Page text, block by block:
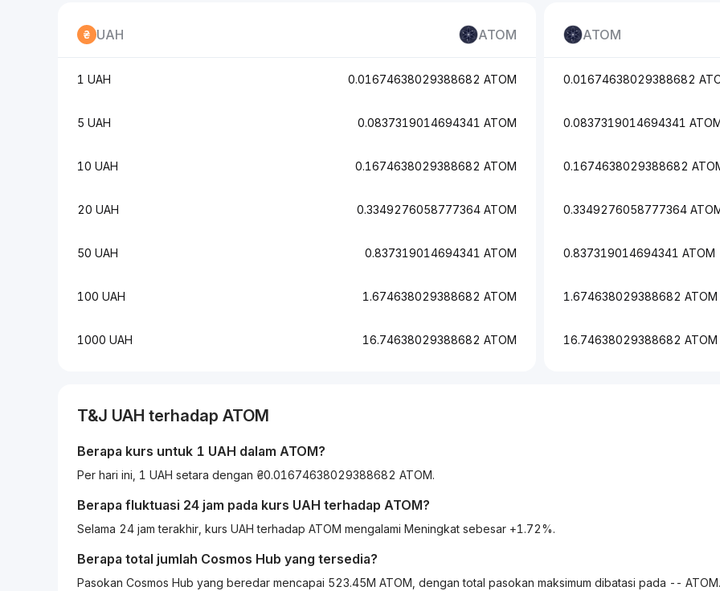
ATOM
0.01674638029388682
0.0837319014694341
0.1674638029388682
0.3349276058777364
0.837319014694341 ATOM
1.674638029388682 ATOM
16.74638029388682 ATOM
UAH ATOM
1 UAH 0.01674638029388682 ATOM
5 UAH 0.0837319014694341 ATOM
10 UAH 0.1674638029388682 ATOM
20 UAH 0.3349276058777364 ATOM
50 UAH 0.837319014694341 ATOM
100 UAH 1.674638029388682 ATOM
1000 UAH 16.74638029388682 ATOM
T&J UAH terhadap ATOM
Berapa kurs untuk 1 UAH dalam ATOM?
Per hari ini, 1 UAH setara dengan ₴0.01674638029388682 ATOM.
Berapa fluktuasi 24 jam pada kurs UAH terhadap ATOM?
Selama 24 jam terakhir, kurs UAH terhadap ATOM mengalami Meningkat sebesar +1.72%.
Berapa total jumlah Cosmos Hub yang tersedia?
Pasokan Cosmos Hub yang beredar mencapai 523.45M ATOM, dengan total pasokan maksimum dibatasi pada -- ATOM.